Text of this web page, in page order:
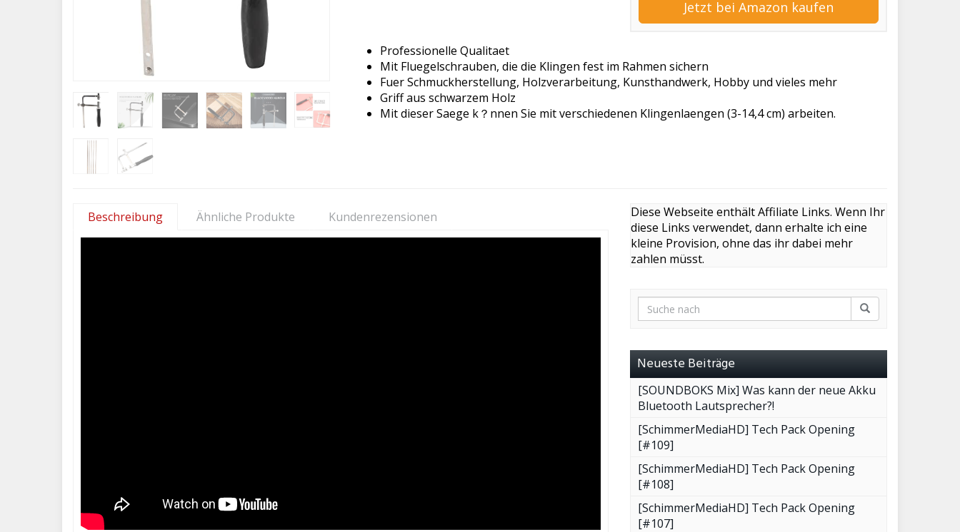
Jetzt bei Amazon kaufen
Professionelle Qualitaet
Mit Fluegelschrauben, die die Klingen fest im Rahmen sichern
Fuer Schmuckherstellung, Holzverarbeitung, Kunsthandwerk, Hobby und vieles mehr
Griff aus schwarzem Holz
Mit dieser Saege k？nnen Sie mit verschiedenen Klingenlaengen (3-14,4 cm) arbeiten.
Beschreibung Ähnliche Produkte Kundenrezensionen
Diese Webseite enthält Affiliate Links. Wenn Ihr
diese Links verwendet, dann erhalte ich eine
kleine Provision, ohne das ihr dabei mehr
zahlen müsst.
Neueste Beiträge
[SOUNDBOKS Mix] Was kann der neue Akku
Bluetooth Lautsprecher?!
[SchimmerMediaHD] Tech Pack Opening
[#109]
[SchimmerMediaHD] Tech Pack Opening
[#108]
[SchimmerMediaHD] Tech Pack Opening
[#107]